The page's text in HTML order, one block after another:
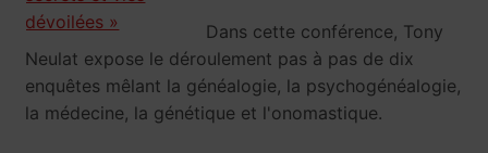
Dans cette conférence, Tony
Neulat expose le déroulement pas à pas de dix
enquêtes mêlant la généalogie, la psychogénéalogie,
la médecine, la génétique et l'onomastique.